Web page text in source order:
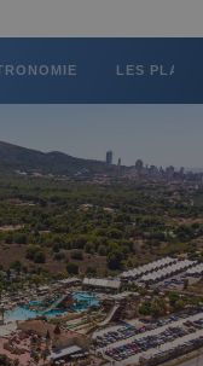
2026
tout compris
LES